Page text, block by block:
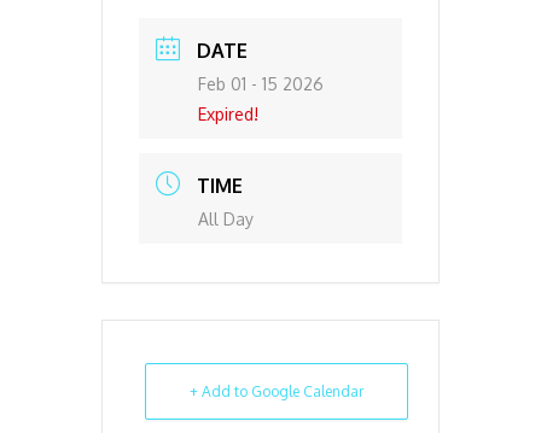
DATE
Feb 01 - 15 2026
Expired!
TIME
All Day
+ Add to Google Calendar